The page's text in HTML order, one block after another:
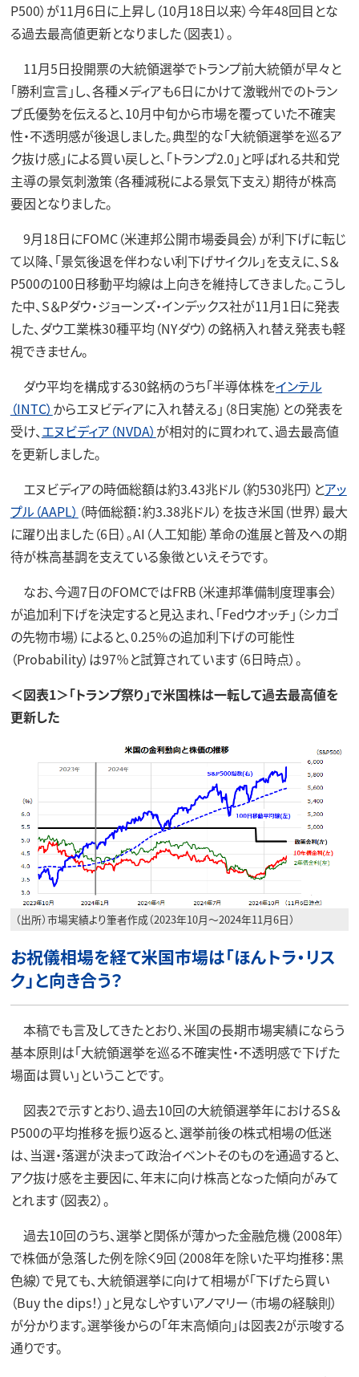
P500）が11月6日に上昇し（10月18日以来）今年48回目とな
る過去最高値更新となりました（図表1）。
11月5日投開票の大統領選挙でトランプ前大統領が早々と
「勝利宣言」し、各種メディアも6日にかけて激戦州でのトラン
プ氏優勢を伝えると、10月中旬から市場を覆っていた不確実
性・不透明感が後退しました。典型的な「大統領選挙を巡るア
ク抜け感」による買い戻しと、「トランプ2.0」と呼ばれる共和党
主導の景気刺激策（各種減税による景気下支え）期待が株高
要因となりました。
9月18日にFOMC（米連邦公開市場委員会）が利下げに転じ
て以降、「景気後退を伴わない利下げサイクル」を支えに、S＆
P500の100日移動平均線は上向きを維持してきました。こうし
た中、S＆Pダウ・ジョーンズ・インデックス社が11月1日に発表
した、ダウ工業株30種平均（NYダウ）の銘柄入れ替え発表も軽
視できません。
ダウ平均を構成する30銘柄のうち「半導体株をインテル
（INTC） からエヌビディアに入れ替える」（8日実施）との発表を
受け、エヌビディア（NVDA） が相対的に買われて、過去最高値
を更新しました。
エヌビディアの時価総額は約3.43兆ドル（約530兆円）とアッ
プル（AAPL） （時価総額：約3.38兆ドル）を抜き米国（世界）最大
に躍り出ました（6日）。AI（人工知能）革命の進展と普及への期
待が株高基調を支えている象徴といえそうです。
なお、今週7日のFOMCではFRB（米連邦準備制度理事会）
が追加利下げを決定すると見込まれ、「Fedウオッチ」（シカゴ
の先物市場）によると、0.25％の追加利下げの可能性
（Probability）は97％と試算されています（6日時点）。
＜図表1＞「トランプ祭り」で米国株は一転して過去最高値を
更新した
（出所）市場実績より筆者作成（2023年10月～2024年11月6日）
お祝儀相場を経て米国市場は「ほんトラ・リス
ク」と向き合う？
本稿でも言及してきたとおり、米国の長期市場実績にならう
基本原則は「大統領選挙を巡る不確実性・不透明感で下げた
場面は買い」ということです。
図表2で示すとおり、過去10回の大統領選挙年におけるS＆
P500の平均推移を振り返ると、選挙前後の株式相場の低迷
は、当選・落選が決まって政治イベントそのものを通過すると、
アク抜け感を主要因に、年末に向け株高となった傾向がみて
とれます（図表2）。
過去10回のうち、選挙と関係が薄かった金融危機（2008年）
で株価が急落した例を除く9回（2008年を除いた平均推移：黒
色線）で見ても、大統領選挙に向けて相場が「下げたら買い
（Buy the dips！）」と見なしやすいアノマリー（市場の経験則）
が分かります。選挙後からの「年末高傾向」は図表2が示唆する
通りです。